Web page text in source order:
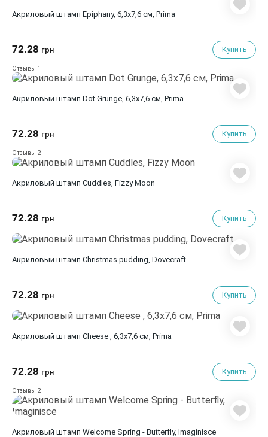
Акриловый штамп Epiphany, 6,3х7,6 см, Prima
72.28 грн Купить
Отзывы 1
Акриловый штамп Dot Grunge, 6,3х7,6 см, Prima
72.28 грн Купить
Отзывы 2
Акриловый штамп Cuddles, Fizzy Moon
72.28 грн Купить
Акриловый штамп Christmas pudding, Dovecraft
72.28 грн Купить
Акриловый штамп Cheese , 6,3х7,6 см, Prima
72.28 грн Купить
Отзывы 2
Акриловый штамп Welcome Spring - Butterfly, Imaginisce